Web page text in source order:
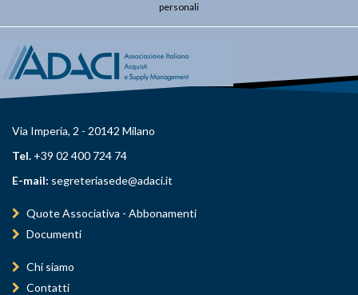
personali
Via Imperia, 2 - 20142 Milano
Tel. +39 02 400 724 74
E-mail: segreteriasede@adaci.it
Quote Associativa - Abbonamenti
Documenti
Chi siamo
Contatti